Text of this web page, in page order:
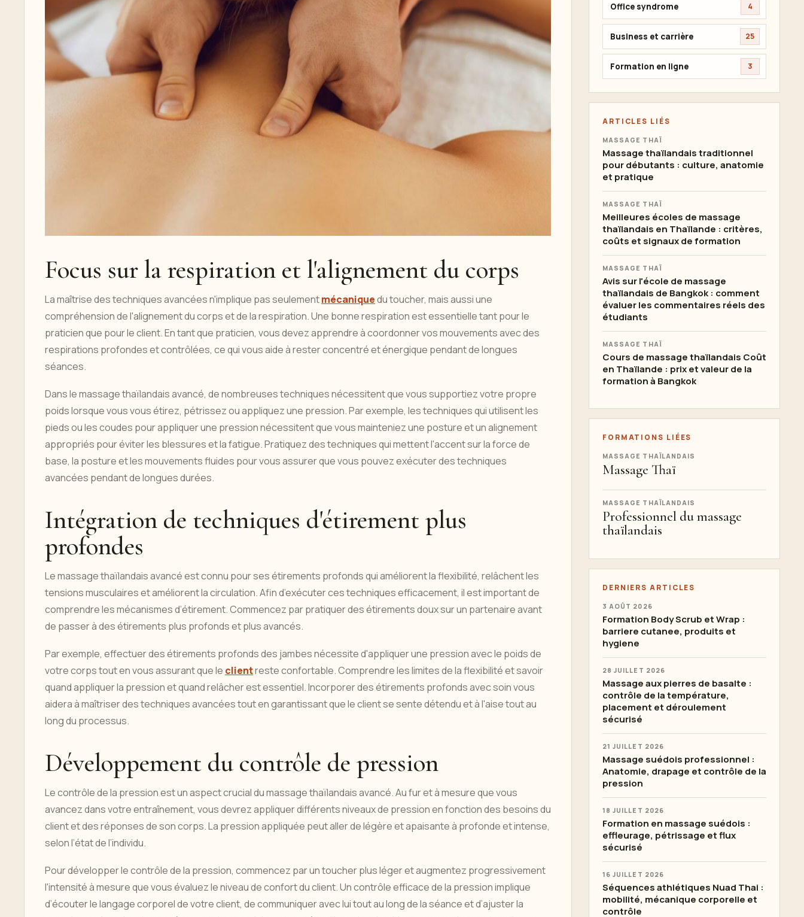
Focus sur la respiration et l'alignement du corps
La maîtrise des techniques avancées n'implique pas seulementmécaniquedu toucher, mais aussi une
compréhension de l'alignement du corps et de la respiration. Une bonne respiration est essentielle tant pour le
praticien que pour le client. En tant que praticien, vous devez apprendre à coordonner vos mouvements avec des
respirations profondes et contrôlées, ce qui vous aide à rester concentré et énergique pendant de longues
séances.
Dans le massage thaïlandais avancé, de nombreuses techniques nécessitent que vous supportiez votre propre
poids lorsque vous vous étirez, pétrissez ou appliquez une pression. Par exemple, les techniques qui utilisent les
pieds ou les coudes pour appliquer une pression nécessitent que vous mainteniez une posture et un alignement
appropriés pour éviter les blessures et la fatigue. Pratiquez des techniques qui mettent l'accent sur la force de
base, la posture et les mouvements fluides pour vous assurer que vous pouvez exécuter des techniques
avancées pendant de longues durées.
Intégration de techniques d'étirement plus
profondes
Le massage thaïlandais avancé est connu pour ses étirements profonds qui améliorent la flexibilité, relâchent les
tensions musculaires et améliorent la circulation. Afin d’exécuter ces techniques efficacement, il est important de
comprendre les mécanismes d’étirement. Commencez par pratiquer des étirements doux sur un partenaire avant
de passer à des étirements plus profonds et plus avancés.
Par exemple, effectuer des étirements profonds des jambes nécessite d'appliquer une pression avec le poids de
votre corps tout en vous assurant que le clientreste confortable. Comprendre les limites de la flexibilité et savoir
quand appliquer la pression et quand relâcher est essentiel. Incorporer des étirements profonds avec soin vous
aidera à maîtriser des techniques avancées tout en garantissant que le client se sente détendu et à l'aise tout au
long du processus.
Développement du contrôle de pression
Le contrôle de la pression est un aspect crucial du massage thaïlandais avancé. Au fur et à mesure que vous
avancez dans votre entraînement, vous devrez appliquer différents niveaux de pression en fonction des besoins du
client et des réponses de son corps. La pression appliquée peut aller de légère et apaisante à profonde et intense,
selon l’état de l’individu.
Pour développer le contrôle de la pression, commencez par un toucher plus léger et augmentez progressivement
l'intensité à mesure que vous évaluez le niveau de confort du client. Un contrôle efficace de la pression implique
d’écouter le langage corporel de votre client, de communiquer avec lui tout au long de la séance et d’ajuster la
Office syndrome 4
Business et carrière 25
Formation en ligne 3
ARTICLES LIÉS
MASSAGE THAÏ
Massage thaïlandais traditionnel
pour débutants : culture, anatomie
et pratique
MASSAGE THAÏ
Meilleures écoles de massage
thaïlandais en Thaïlande : critères,
coûts et signaux de formation
MASSAGE THAÏ
Avis sur l'école de massage
thaïlandais de Bangkok : comment
évaluer les commentaires réels des
étudiants
MASSAGE THAÏ
Cours de massage thaïlandais Coût
en Thaïlande : prix et valeur de la
formation à Bangkok
FORMATIONS LIÉES
MASSAGE THAÏLANDAIS
Massage Thaï
MASSAGE THAÏLANDAIS
Professionnel du massage
thaïlandais
DERNIERS ARTICLES
3 AOÛT 2026
Formation Body Scrub et Wrap :
barriere cutanee, produits et
hygiene
28 JUILLET 2026
Massage aux pierres de basalte :
contrôle de la température,
placement et déroulement
sécurisé
21 JUILLET 2026
Massage suédois professionnel :
Anatomie, drapage et contrôle de la
pression
18 JUILLET 2026
Formation en massage suédois :
effleurage, pétrissage et flux
sécurisé
16 JUILLET 2026
Séquences athlétiques Nuad Thai :
mobilité, mécanique corporelle et
contrôle